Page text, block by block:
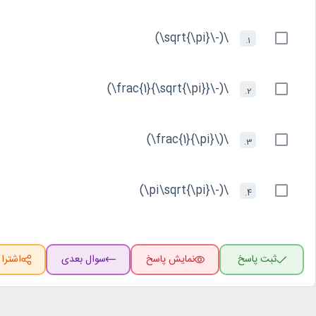
1.
\(-\sqrt{\pi}\)
2.
\(-\frac{1}{\sqrt{\pi}}\)
3.
\(\frac{1}{\pi}\)
4.
\(-\pi\sqrt{\pi}\)
ثبت پاسخ نمایش پاسخ سوال بعدی